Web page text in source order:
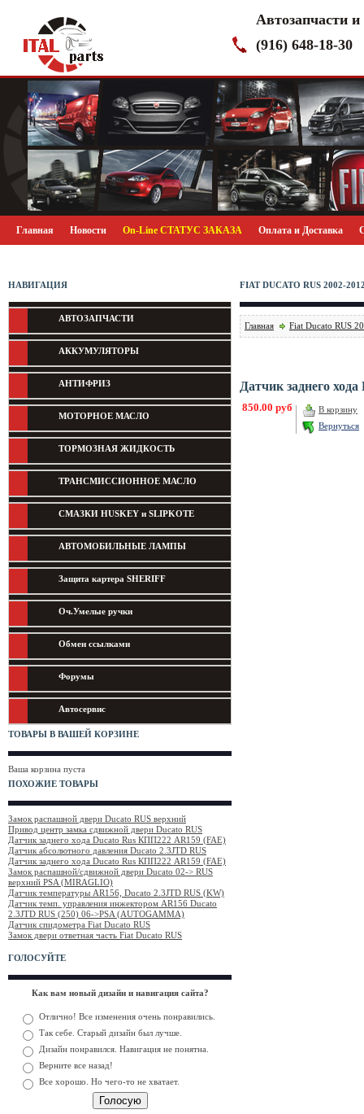
Автозапчасти
(916) 648-18-30
Главная Новости On-Line СТАТУС ЗАКАЗА Оплата и Доставка
НАВИГАЦИЯ
АВТОЗАПЧАСТИ
АККУМУЛЯТОРЫ
АНТИФРИЗ
МОТОРНОЕ МАСЛО
ТОРМОЗНАЯ ЖИДКОСТЬ
ТРАНСМИССИОННОЕ МАСЛО
СМАЗКИ HUSKEY и SLIPKOTE
АВТОМОБИЛЬНЫЕ ЛАМПЫ
Защита картера SHERIFF
Оч.Умелые ручки
Обмен ссылками
Форумы
Автосервис
ТОВАРЫ В ВАШЕЙ КОРЗИНЕ
Ваша корзина пуста
ПОХОЖИЕ ТОВАРЫ
Замок распашной двери Ducato RUS верхний
Привод центр замка сдвижной двери Ducato RUS
Датчик заднего хода Ducato Rus КПП222 AR159 (FAE)
Датчик абсолютного давления Ducato 2.3JTD RUS
Датчик заднего хода Ducato Rus КПП222 AR159 (FAE)
Замок распашной/сдвижной двери Ducato 02-> RUS
верхний PSA (MIRAGLIO)
Датчик температуры AR156, Ducato 2.3JTD RUS (KW)
Датчик темп. управления инжектором AR156 Ducato
2.3JTD RUS (250) 06->PSA (AUTOGAMMA)
Датчик спидометра Fiat Ducato RUS
Замок двери ответная часть Fiat Ducato RUS
ГОЛОСУЙТЕ
Как вам новый дизайн и навигация сайта?
Отлично! Все изменения очень понравились.
Так себе. Старый дизайн был лучше.
Дизайн понравился. Навигация не понятна.
Верните все назад!
Все хорошо. Но чего-то не хватает.
FIAT DUCATO RUS
Главная Fiat Ducato RUS
Датчик заднего
850.00 руб
В корзину
Вернуться